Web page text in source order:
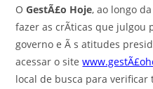
OGestÃ£o Hoje, ao longo
fazer as crÃ­ticas que julgou
governo e Ã s atitudes
acessar o site
local de busca para verificar